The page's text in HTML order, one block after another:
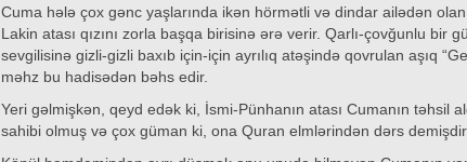
Cuma hələ çox gənc yaşlarında ikən hörmətli və dindar ailədən olan
Lakin atası qızını zorla başqa birisinə ərə verir. Qarlı-çovğunlu bir
sevgilisinə gizli-gizli baxıb için-için ayrılıq atəşində qovrulan aşıq
məhz bu hadisədən bəhs edir.
Yeri gəlmişkən, qeyd edək ki, İsmi-Pünhanın atası Cumanın təhsil
sahibi olmuş və çox güman ki, ona Quran elmlərindən dərs demişdir.